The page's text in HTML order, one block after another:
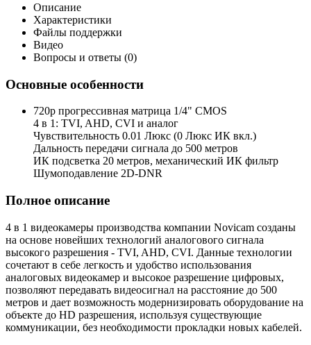
Описание
Характеристики
Файлы поддержки
Видео
Вопросы и ответы (0)
Основные особенности
720p прогрессивная матрица 1/4" CMOS
4 в 1: TVI, AHD, CVI и аналог
Чувствительность 0.01 Люкс (0 Люкс ИК вкл.)
Дальность передачи сигнала до 500 метров
ИК подсветка 20 метров, механический ИК фильтр
Шумоподавление 2D-DNR
Полное описание
4 в 1 видеокамеры производства компании Novicam созданы
на основе новейших технологий аналогового сигнала
высокого разрешения - TVI, AHD, CVI. Данные технологии
сочетают в себе легкость и удобство использования
аналоговых видеокамер и высокое разрешение цифровых,
позволяют передавать видеосигнал на расстояние до 500
метров и дает возможность модернизировать оборудование на
объекте до HD разрешения, используя существующие
коммуникации, без необходимости прокладки новых кабелей.